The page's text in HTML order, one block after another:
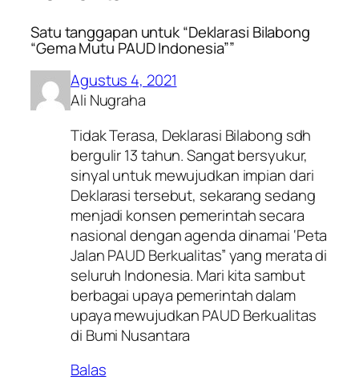
Satu tanggapan untuk “Deklarasi Bilabong
“Gema Mutu PAUD Indonesia””
Agustus 4, 2021
Ali Nugraha
Tidak Terasa, Deklarasi Bilabong sdh
bergulir 13 tahun. Sangat bersyukur,
sinyal untuk mewujudkan impian dari
Deklarasi tersebut, sekarang sedang
menjadi konsen pemerintah secara
nasional dengan agenda dinamai ‘Peta
Jalan PAUD Berkualitas” yang merata di
seluruh Indonesia. Mari kita sambut
berbagai upaya pemerintah dalam
upaya mewujudkan PAUD Berkualitas
di Bumi Nusantara
Balas